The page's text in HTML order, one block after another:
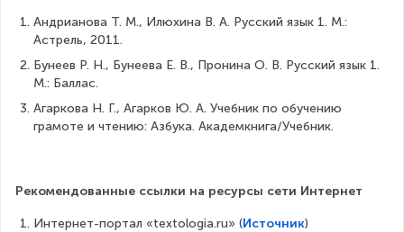
Андрианова Т. М., Илюхина В. А. Русский язык 1. М.:
Астрель, 2011.
Бунеев Р. Н., Бунеева Е. В., Пронина О. В. Русский язык 1.
М.: Баллас.
Агаркова Н. Г., Агарков Ю. А. Учебник по обучению
грамоте и чтению: Азбука. Академкнига/Учебник.
Рекомендованные ссылки на ресурсы сети Интернет
Интернет-портал «textologia.ru» (Источник)